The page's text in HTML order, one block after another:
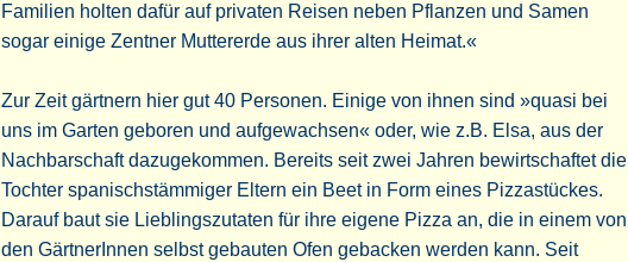
Familien holten dafür auf privaten Reisen neben Pflanzen und Samen
sogar einige Zentner Muttererde aus ihrer alten Heimat.«
Zur Zeit gärtnern hier gut 40 Personen. Einige von ihnen sind »quasi bei
uns im Garten geboren und aufgewachsen« oder, wie z.B. Elsa, aus der
Nachbarschaft dazugekommen. Bereits seit zwei Jahren bewirtschaftet die
Tochter spanischstämmiger Eltern ein Beet in Form eines Pizzastückes.
Darauf baut sie Lieblingszutaten für ihre eigene Pizza an, die in einem von
den GärtnerInnen selbst gebauten Ofen gebacken werden kann. Seit